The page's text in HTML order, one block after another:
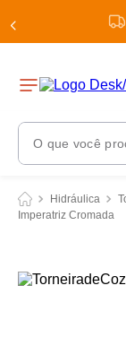
O que você
Hidráulica
Imperatriz Cromada
Termos Mais
3º torneira